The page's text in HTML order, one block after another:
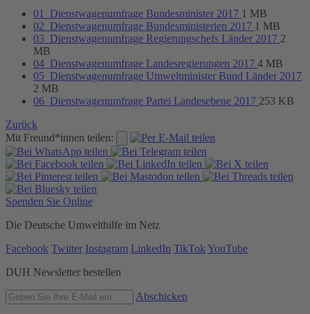
01_Dienstwagenumfrage Bundesminister 2017 1 MB
02_Dienstwagenumfrage Bundesministerien 2017 1 MB
03_Dienstwagenumfrage Regierungschefs Länder 2017 2
MB
04_Dienstwagenumfrage Landesregierungen 2017 4 MB
05_Dienstwagenumfrage Umweltminister Bund Länder 2017
2 MB
06_Dienstwagenumfrage Partei Landesebene 2017 253 KB
Zurück
Mit Freund*innen teilen:
Spenden Sie Online
Die Deutsche Umwelthilfe im Netz
Facebook Twitter Instagram LinkedIn TikTok YouTube
DUH Newsletter bestellen
Abschicken